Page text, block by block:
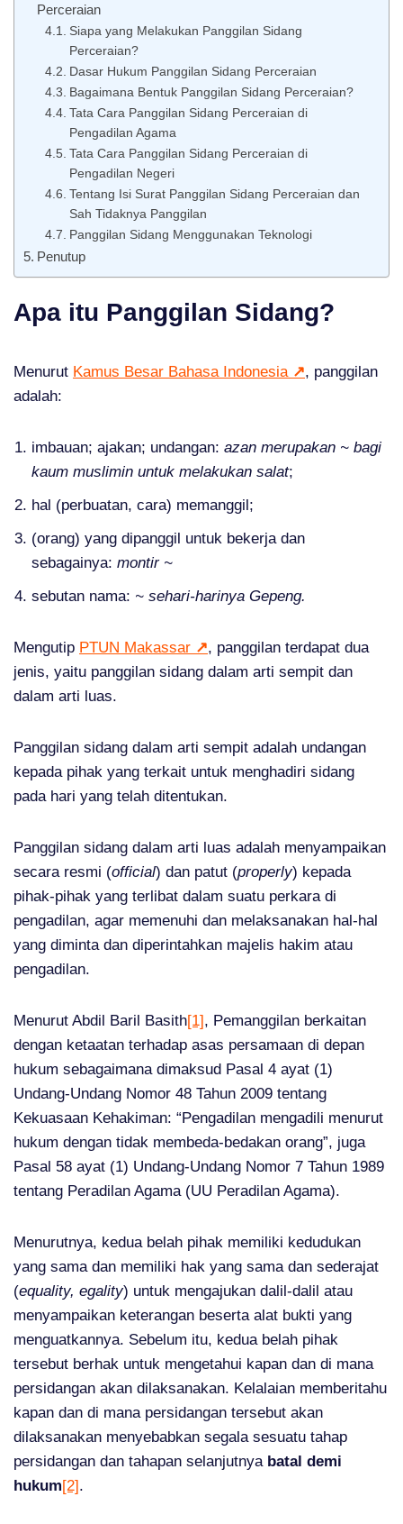
Perceraian
Siapa yang Melakukan Panggilan Sidang
Perceraian?
Dasar Hukum Panggilan Sidang Perceraian
Bagaimana Bentuk Panggilan Sidang Perceraian?
Tata Cara Panggilan Sidang Perceraian di
Pengadilan Agama
Tata Cara Panggilan Sidang Perceraian di
Pengadilan Negeri
Tentang Isi Surat Panggilan Sidang Perceraian dan
Sah Tidaknya Panggilan
Panggilan Sidang Menggunakan Teknologi
Penutup
Apa itu Panggilan Sidang?
Menurut Kamus Besar Bahasa Indonesia ↗, panggilan
adalah:
imbauan; ajakan; undangan: azan merupakan ~ bagi
kaum muslimin untuk melakukan salat;
hal (perbuatan, cara) memanggil;
(orang) yang dipanggil untuk bekerja dan
sebagainya: montir ~
sebutan nama: ~ sehari-harinya Gepeng.
Mengutip PTUN Makassar ↗, panggilan terdapat dua
jenis, yaitu panggilan sidang dalam arti sempit dan
dalam arti luas.
Panggilan sidang dalam arti sempit adalah undangan
kepada pihak yang terkait untuk menghadiri sidang
pada hari yang telah ditentukan.
Panggilan sidang dalam arti luas adalah menyampaikan
secara resmi (official) dan patut (properly) kepada
pihak-pihak yang terlibat dalam suatu perkara di
pengadilan, agar memenuhi dan melaksanakan hal-hal
yang diminta dan diperintahkan majelis hakim atau
pengadilan.
Menurut Abdil Baril Basith[1], Pemanggilan berkaitan
dengan ketaatan terhadap asas persamaan di depan
hukum sebagaimana dimaksud Pasal 4 ayat (1)
Undang-Undang Nomor 48 Tahun 2009 tentang
Kekuasaan Kehakiman: “Pengadilan mengadili menurut
hukum dengan tidak membeda-bedakan orang”, juga
Pasal 58 ayat (1) Undang-Undang Nomor 7 Tahun 1989
tentang Peradilan Agama (UU Peradilan Agama).
Menurutnya, kedua belah pihak memiliki kedudukan
yang sama dan memiliki hak yang sama dan sederajat
(equality, egality) untuk mengajukan dalil-dalil atau
menyampaikan keterangan beserta alat bukti yang
menguatkannya. Sebelum itu, kedua belah pihak
tersebut berhak untuk mengetahui kapan dan di mana
persidangan akan dilaksanakan. Kelalaian memberitahu
kapan dan di mana persidangan tersebut akan
dilaksanakan menyebabkan segala sesuatu tahap
persidangan dan tahapan selanjutnya batal demi
hukum[2].